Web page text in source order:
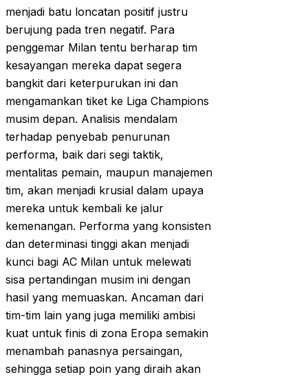
menjadi batu loncatan positif justru
berujung pada tren negatif. Para
penggemar Milan tentu berharap tim
kesayangan mereka dapat segera
bangkit dari keterpurukan ini dan
mengamankan tiket ke Liga Champions
musim depan. Analisis mendalam
terhadap penyebab penurunan
performa, baik dari segi taktik,
mentalitas pemain, maupun manajemen
tim, akan menjadi krusial dalam upaya
mereka untuk kembali ke jalur
kemenangan. Performa yang konsisten
dan determinasi tinggi akan menjadi
kunci bagi AC Milan untuk melewati
sisa pertandingan musim ini dengan
hasil yang memuaskan. Ancaman dari
tim-tim lain yang juga memiliki ambisi
kuat untuk finis di zona Eropa semakin
menambah panasnya persaingan,
sehingga setiap poin yang diraih akan